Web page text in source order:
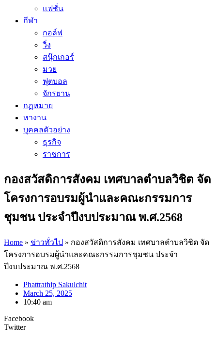
แฟชั่น
กีฬา
กอล์ฟ
วิ่ง
สนุ๊กเกอร์
มวย
ฟุตบอล
จักรยาน
กฏหมาย
หางาน
บุคคลตัวอย่าง
ธุรกิจ
ราชการ
กองสวัสดิการสังคม เทศบาลตำบลวิชิต จัด
โครงการอบรมผู้นำและคณะกรรมการ
ชุมชน ประจำปีงบประมาณ พ.ศ.2568
Home » ข่าวทั่วไป » กองสวัสดิการสังคม เทศบาลตำบลวิชิต จัด
โครงการอบรมผู้นำและคณะกรรมการชุมชน ประจำ
ปีงบประมาณ พ.ศ.2568
Phattrathip Sakulchit
March 25, 2025
10:40 am
Facebook
Twitter